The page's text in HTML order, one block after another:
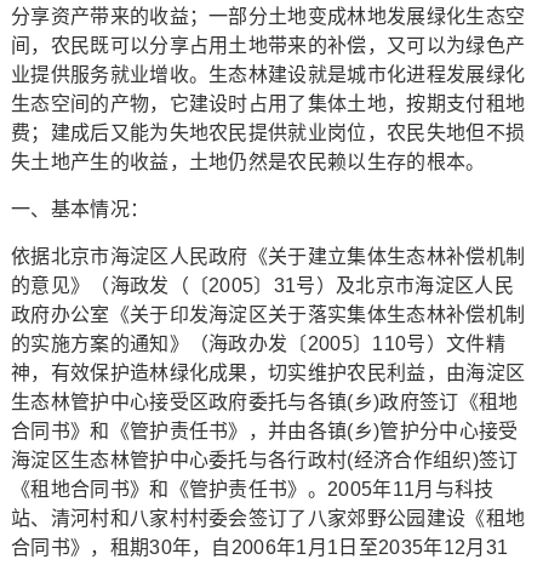
分享资产带来的收益；一部分土地变成林地发展绿化生态空
间，农民既可以分享占用土地带来的补偿，又可以为绿色产
业提供服务就业增收。生态林建设就是城市化进程发展绿化
生态空间的产物，它建设时占用了集体土地，按期支付租地
费；建成后又能为失地农民提供就业岗位，农民失地但不损
失土地产生的收益，土地仍然是农民赖以生存的根本。
一、基本情况：
依据北京市海淀区人民政府《关于建立集体生态林补偿机制
的意见》（海政发（〔2005〕31号）及北京市海淀区人民
政府办公室《关于印发海淀区关于落实集体生态林补偿机制
的实施方案的通知》（海政办发〔2005〕110号）文件精
神，有效保护造林绿化成果，切实维护农民利益，由海淀区
生态林管护中心接受区政府委托与各镇(乡)政府签订《租地
合同书》和《管护责任书》，并由各镇(乡)管护分中心接受
海淀区生态林管护中心委托与各行政村(经济合作组织)签订
《租地合同书》和《管护责任书》。2005年11月与科技
站、清河村和八家村村委会签订了八家郊野公园建设《租地
合同书》，租期30年，自2006年1月1日至2035年12月31